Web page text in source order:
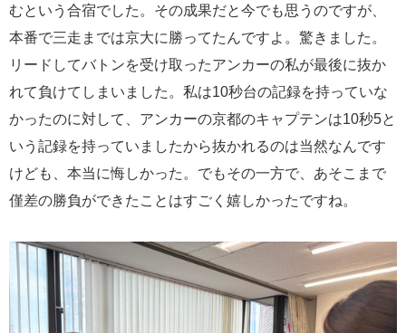
むという合宿でした。その成果だと今でも思うのですが、
本番で三走までは京大に勝ってたんですよ。驚きました。
リードしてバトンを受け取ったアンカーの私が最後に抜か
れて負けてしまいました。私は10秒台の記録を持っていな
かったのに対して、アンカーの京都のキャプテンは10秒5と
いう記録を持っていましたから抜かれるのは当然なんです
けども、本当に悔しかった。でもその一方で、あそこまで
僅差の勝負ができたことはすごく嬉しかったですね。